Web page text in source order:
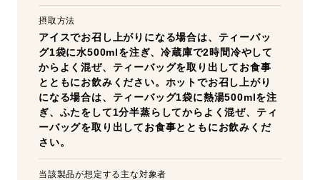
摂取方法
アイスでお召し上がりになる場合は、ティーバッ
グ1袋に水500mlを注ぎ、冷蔵庫で2時間冷やして
からよく混ぜ、ティーバッグを取り出してお食事
とともにお飲みください。ホットでお召し上がり
になる場合は、ティーバッグ1袋に熱湯500mlを注
ぎ、ふたをして1分半蒸らしてからよく混ぜ、ティ
ーバッグを取り出してお食事とともにお飲みくだ
さい。
当該製品が想定する主な対象者